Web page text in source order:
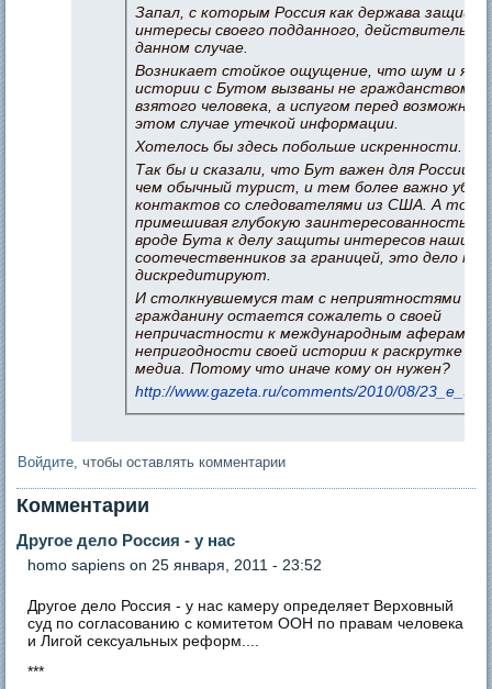
Запал, с которым Россия как держава
интересы своего подданного, действительно
данном случае.
Возникает стойкое ощущение, что шум и
истории с Бутом вызваны не гражданством
взятого человека, а испугом перед возможной
этом случае утечкой информации.
Хотелось бы здесь побольше искренности.
Так бы и сказали, что Бут важен для России
чем обычный турист, и тем более важно
контактов со следователями из США. А то,
примешивая глубокую заинтересованность к
вроде Бута к делу защиты интересов наших
соотечественников за границей, это дело
дискредитируют.
И столкнувшемуся там с неприятностями
гражданину остается сожалеть о своей
непричастности к международным аферам и
непригодности своей истории к раскрутке в
медиа. Потому что иначе кому он нужен?
http://www.gazeta.ru/comments/2010/08/
Войдите, чтобы оставлять комментарии
Комментарии
Другое дело Россия - у нас
homo sapiens on 25 января, 2011 - 23:52
Другое дело Россия - у нас камеру определяет Верховный
суд по согласованию с комитетом ООН по правам человека
и Лигой сексуальных реформ....
***